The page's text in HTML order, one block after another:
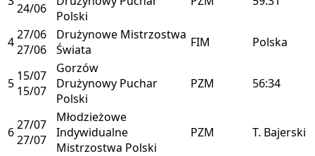
24/06
Polski
427/06
27/06
Drużynowe Mistrzostwa
Świata
FIM Polska
5 15/07
15/07
Gorzów
Drużynowy Puchar
Polski
PZM 56:34
627/07
27/07
Młodzieżowe
Indywidualne
Mistrzostwa Polski
PZM T. Bajerski